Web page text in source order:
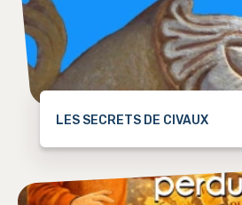
LES SECRETS DE CIVAUX